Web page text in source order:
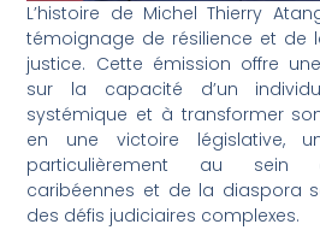
L’histoire de Michel Thierry
témoignage de résilience et de
justice. Cette émission offre
sur la capacité d’un
systémique et à transformer
en une victoire législative,
particulièrement au sein
caribéennes et de la diaspora
des défis judiciaires complexes.